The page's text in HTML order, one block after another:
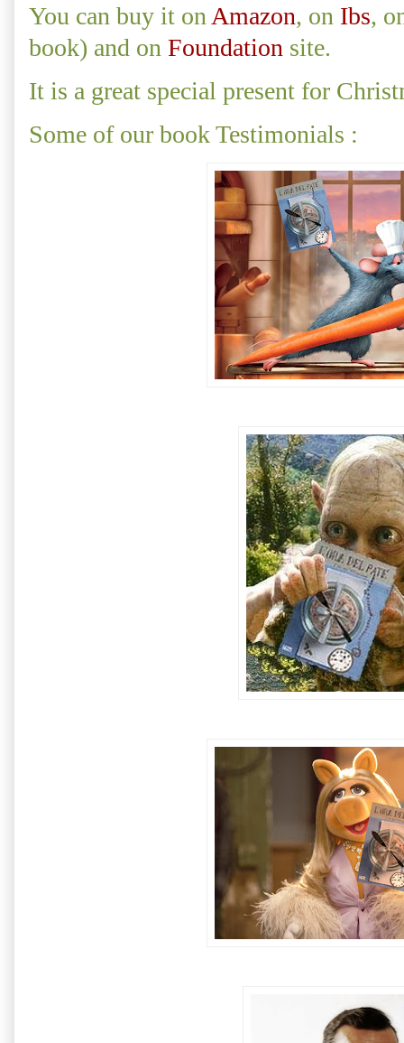
You can buy it on Amazon, on Ibs,
book) and on Foundation site.
It is a great special present for
Some of our book Testimonials :